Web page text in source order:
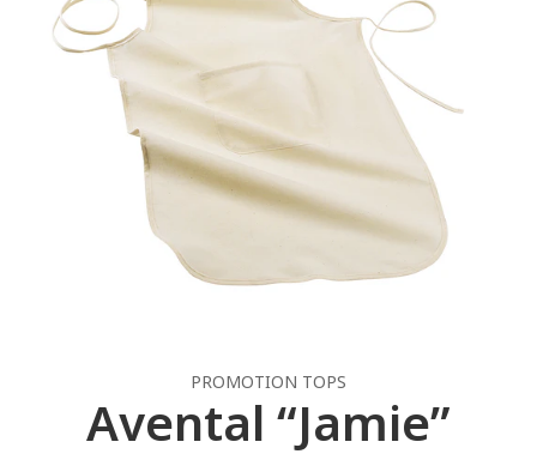
PROMOTION TOPS
Avental “Jamie”